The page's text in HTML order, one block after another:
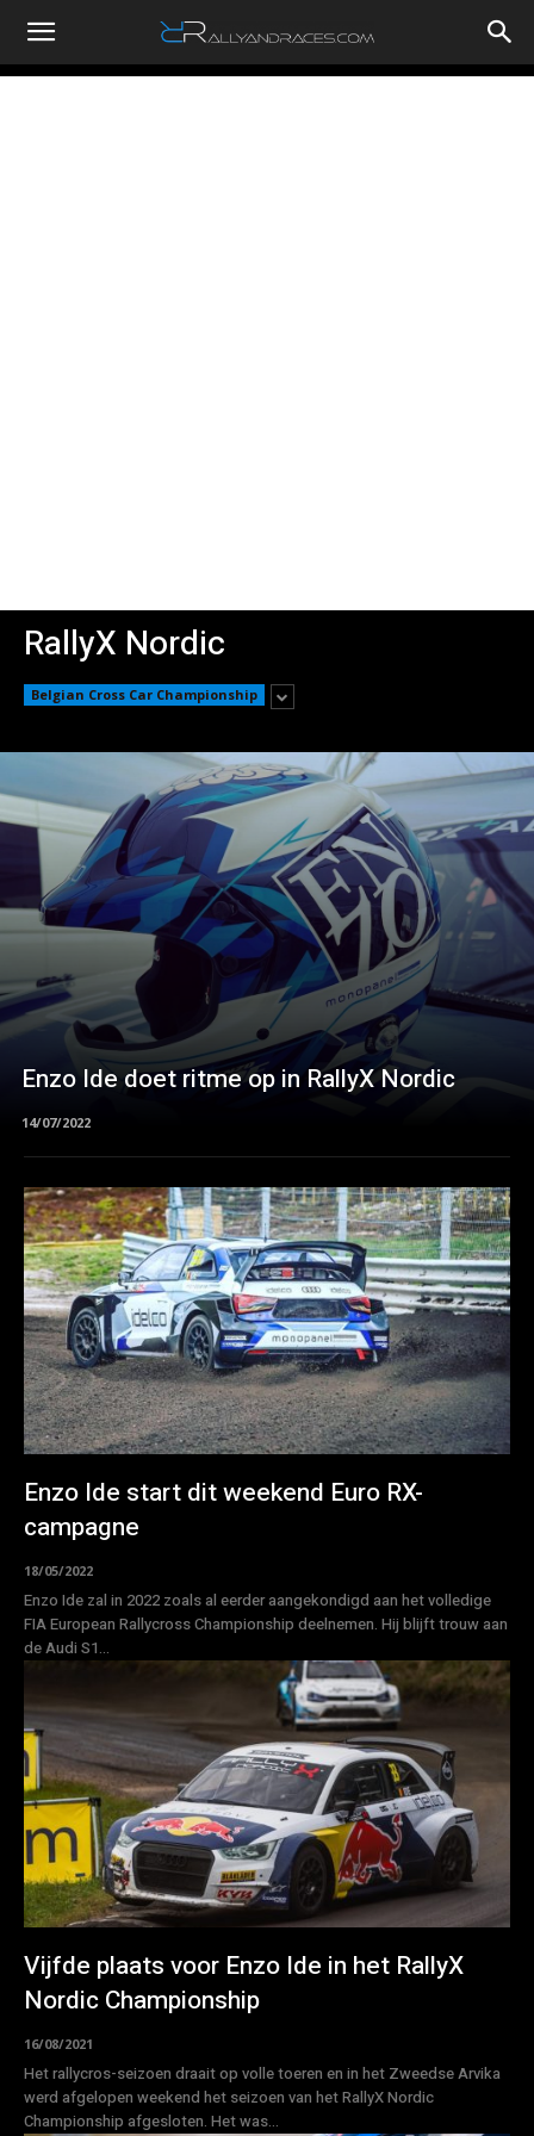
RallyandRaces.com
RallyX Nordic
Belgian Cross Car Championship
Enzo Ide doet ritme op in RallyX Nordic
14/07/2022
Enzo Ide start dit weekend Euro RX-
campagne
18/05/2022
Enzo Ide zal in 2022 zoals al eerder aangekondigd aan het volledige
FIA European Rallycross Championship deelnemen. Hij blijft trouw aan
de Audi S1...
Vijfde plaats voor Enzo Ide in het RallyX
Nordic Championship
16/08/2021
Het rallycros-seizoen draait op volle toeren en in het Zweedse Arvika
werd afgelopen weekend het seizoen van het RallyX Nordic
Championship afgesloten. Het was...